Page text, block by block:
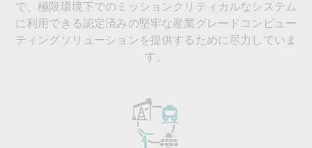
で、極限環境下でのミッションクリティカルなシステム
に利用できる認定済みの堅牢な産業グレードコンピュー
ティングソリューションを提供するために尽力していま
す。